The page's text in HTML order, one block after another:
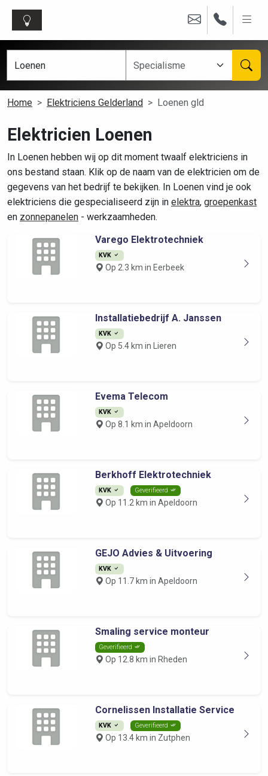
Home Elektriciens Gelderland Loenen gld
Elektricien Loenen
In Loenen hebben wij op dit moment twaalf elektriciens in
ons bestand staan. Klik op de naam van de elektricien om de
gegevens van het bedrijf te bekijken. In Loenen vind je ook
elektriciens die gespecialiseerd zijn in elektra, groepenkast
en zonnepanelen - werkzaamheden.
Varego Elektrotechniek
KVK
Op 2.3 km in Eerbeek
Installatiebedrijf A. Janssen
KVK
Op 5.4 km in Lieren
Evema Telecom
KVK
Op 8.1 km in Apeldoorn
Berkhoff Elektrotechniek
KVK Geverifieerd
Op 11.2 km in Apeldoorn
GEJO Advies & Uitvoering
KVK
Op 11.7 km in Apeldoorn
Smaling service monteur
Geverifieerd
Op 12.8 km in Rheden
Cornelissen Installatie Service
KVK Geverifieerd
Op 13.4 km in Zutphen